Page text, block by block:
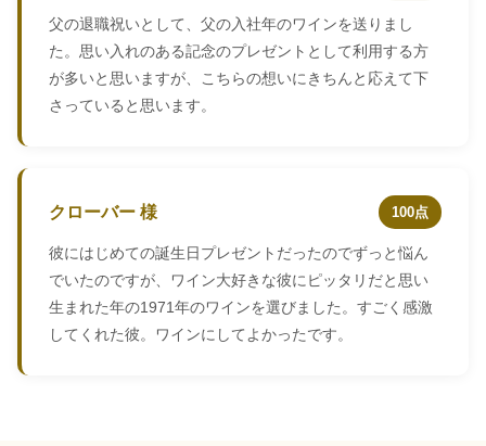
父の退職祝いとして、父の入社年のワインを送りまし
た。思い入れのある記念のプレゼントとして利用する方
が多いと思いますが、こちらの想いにきちんと応えて下
さっていると思います。
クローバー 様 100点
彼にはじめての誕生日プレゼントだったのでずっと悩ん
でいたのですが、ワイン大好きな彼にピッタリだと思い
生まれた年の1971年のワインを選びました。すごく感激
してくれた彼。ワインにしてよかったです。